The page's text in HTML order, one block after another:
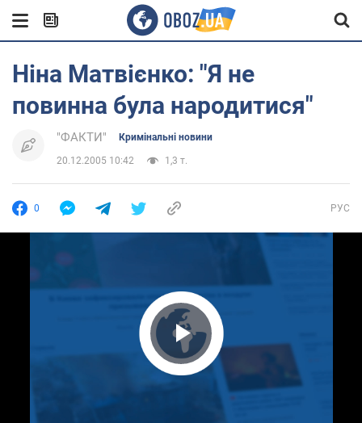
Ніна Матвієнко: "Я не
повинна була народитися"
"ФАКТИ" Кримінальні новини
20.12.2005 10:42 1,3 т.
0 РУС
Play Video